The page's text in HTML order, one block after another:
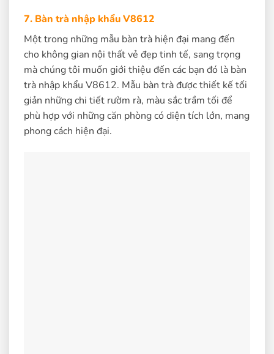
7. Bàn trà nhập khẩu V8612
Một trong những mẫu bàn trà hiện đại mang đến
cho không gian nội thất vẻ đẹp tinh tế, sang trọng
mà chúng tôi muốn giới thiệu đến các bạn đó là bàn
trà nhập khẩu V8612. Mẫu bàn trà được thiết kế tối
giản những chi tiết rườm rà, màu sắc trầm tối để
phù hợp với những căn phòng có diện tích lớn, mang
phong cách hiện đại.